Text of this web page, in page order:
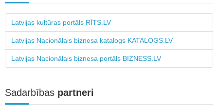
Latvijas kultūras portāls RĪTS.LV
Latvijas Nacionālais biznesa katalogs KATALOGS.LV
Latvijas Nacionālais biznesa portāls BIZNESS.LV
Sadarbības partneri